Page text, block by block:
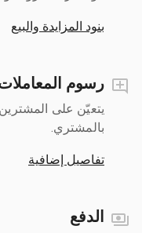
بنود المزايدة والبيع
رسوم
يتعيّن على
بالمشتري.
تفاصيل إضافية
الدفع